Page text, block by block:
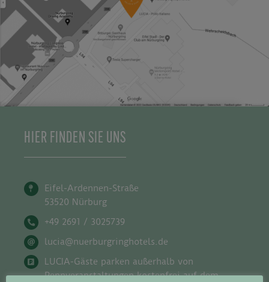
HIER FINDEN SIE UNS
Eifel-Ardennen-Straße
53520 Nürburg
+49 2691 / 3025739
lucia@nuerburgringhotels.de
LUCIA-Gäste parken außerhalb von
Rennveranstaltungen kostenfrei auf dem